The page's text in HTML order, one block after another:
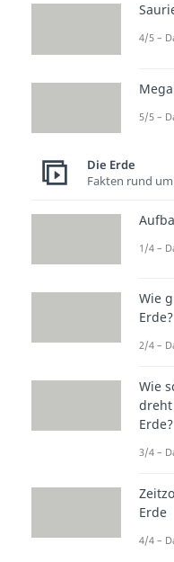
Erde,
bedeckt
dort
Durch
es in
Die
Grund
4/5 –
5/5 –
Die Erde
Fakten rund
1/4 –
Wie
Erde?
2/4 –
Wie
Erde?
3/4 –
Erde
4/4 –